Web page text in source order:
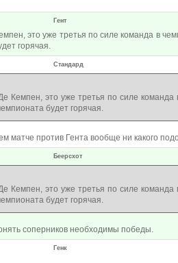
Гент
это уже третья по силе команда в
горячая.
Стандард
Кемпен, это уже третья по силе
будет горячая.
матче против Гента вообще ни какого
Беерсхот
Кемпен, это уже третья по силе
будет горячая.
соперников необходимы победы.
Генк